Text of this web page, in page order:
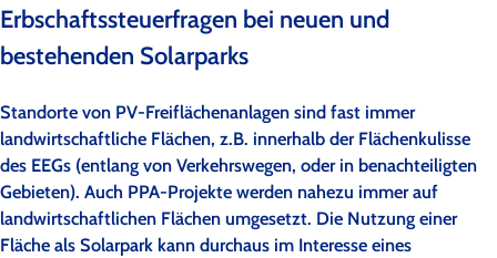
Erbschaftssteuerfragen bei neuen und
bestehenden Solarparks
Standorte von PV-Freiflächenanlagen sind fast immer
landwirtschaftliche Flächen, z.B. innerhalb der Flächenkulisse
des EEGs (entlang von Verkehrswegen, oder in benachteiligten
Gebieten). Auch PPA-Projekte werden nahezu immer auf
landwirtschaftlichen Flächen umgesetzt. Die Nutzung einer
Fläche als Solarpark kann durchaus im Interesse eines